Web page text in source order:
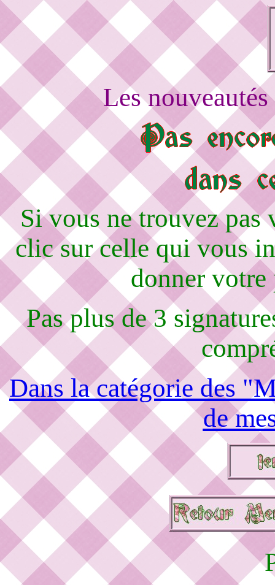
Les
Si vous ne trouvez pas
clic sur celle qui vous
donner votre
Pas plus de 3
Dans la catégorie des
de